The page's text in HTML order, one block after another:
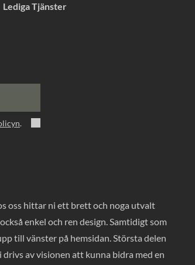
Lediga Tjänster
.
oss hittar ni ett brett och noga utvalt
enkel och ren design. Samtidigt som
till vänster på hemsidan. Största delen
av visionen att kunna bidra med en